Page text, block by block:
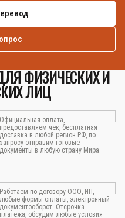
ФИЗИЧЕСКИХ И
ЛИЦ
Официальная оплата,
предоставляем чек, бесплатная
доставка в любой регион РФ, по
запросу отправим готовые
документы в любую страну Мира.
Работаем по договору ООО, ИП,
любые формы оплаты, электронный
документооборот. Отсрочка
платежа, обсудим любые условия